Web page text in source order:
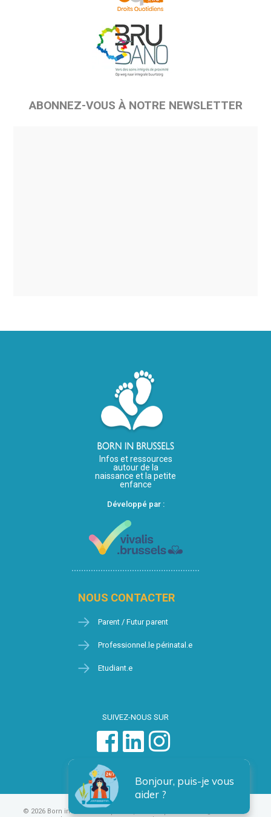
ABONNEZ-VOUS À NOTRE NEWSLETTER
Infos et ressources
autour de la
naissance et la petite
enfance
Développé par :
NOUS CONTACTER
Parent / Futur parent
Professionnel.le périnatal.e
Etudiant.e
SUIVEZ-NOUS SUR
Bonjour, puis-je vous
aider ?
© 2026 Born in Brussels